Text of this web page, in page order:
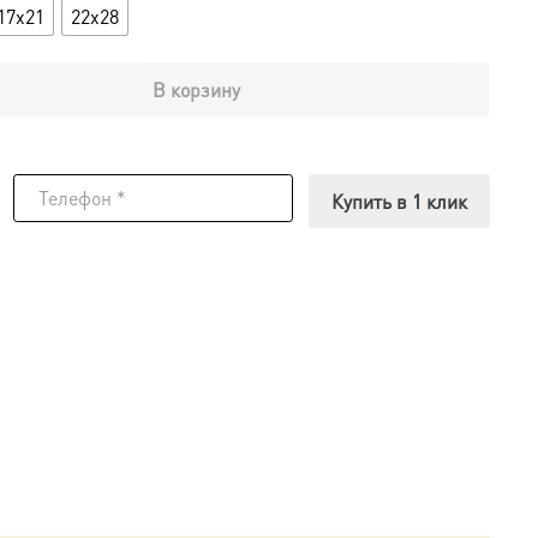
17x21 22x28
В корзину
Купить в 1 клик